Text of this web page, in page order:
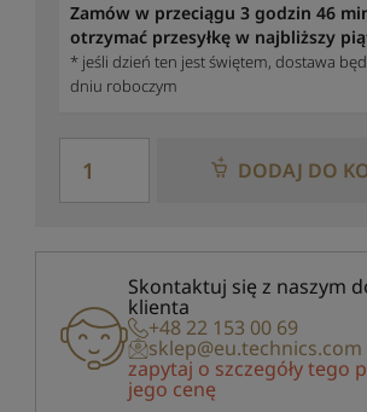
Zamów w przeciągu 3 godzin 46
otrzymać przesyłkę w najbliższy
* jeśli dzień ten jest świętem, dostawa
dniu roboczym
DODAJ DO
Skontaktuj się z naszym
klienta
+48 22 153 00 69
sklep@eu.technics.com
zapytaj o szczegóły tego
jego cenę